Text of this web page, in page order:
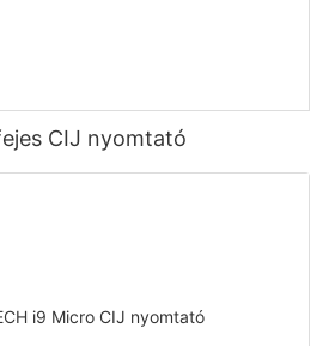
CIJ nyomtató